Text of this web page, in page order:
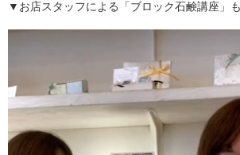
▼お店スタッフによる「ブロック石鹸講座」